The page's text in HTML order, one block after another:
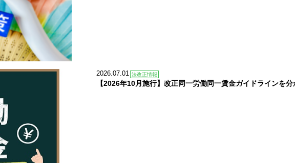
2026.07.01 法改正情報
【2026年10月施行】改正同一労働同一賃金ガイドラインを分